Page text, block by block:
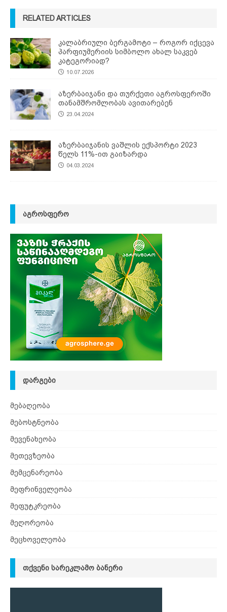
RELATED ARTICLES
კალაბრიული ბერგამოტი – როგორ იქცევა
პარფიუმერიის სიმბოლო ახალ საკვებ
კატეგორიად?
10.07.2026
აზერბაიჯანი და თურქეთი აგროსფეროში
თანამშრომლობას ავითარებენ
23.04.2024
აზერბაიჯანის ვაშლის ექსპორტი 2023
წელს 11%-ით გაიზარდა
04.03.2024
ᲐᲒᲠᲝᲡᲤᲔᲠᲝ
ᲓᲐᲠᲒᲔᲑᲘ
მებაღეობა
მებოსტნეობა
მევენახეობა
მეთევზეობა
მემცენარეობა
მეფრინველეობა
მეფუტკრეობა
მეღორეობა
მეცხოველეობა
ᲗᲥᲕᲔᲜᲘ ᲡᲐᲠᲔᲙᲚᲐᲛᲝ ᲑᲐᲜᲔᲠᲘ